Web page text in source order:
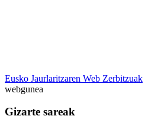
Eusko Jaurlaritzaren Web Zerbitzuak
webgunea
Gizarte sareak